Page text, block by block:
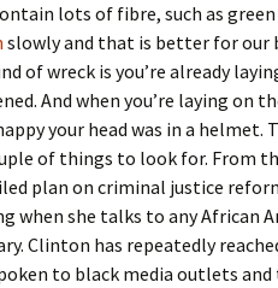
lots of fibre, such as
slowly and that is better for our
of wreck is you’re already
And when you’re laying on
your head was in a
of things to look for. From
plan on criminal justice
when she talks to any African
Clinton has repeatedly
to black media outlets